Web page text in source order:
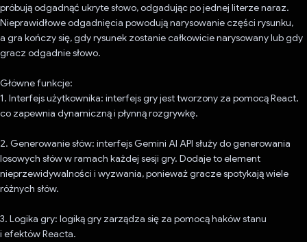
próbują odgadnąć ukryte słowo, odgadując po jednej literze naraz.
Nieprawidłowe odgadnięcia powodują narysowanie części rysunku,
a gra kończy się, gdy rysunek zostanie całkowicie narysowany lub gdy
gracz odgadnie słowo.
Główne funkcje:
1. Interfejs użytkownika: interfejs gry jest tworzony za pomocą React,
co zapewnia dynamiczną i płynną rozgrywkę.
2. Generowanie słów: interfejs Gemini AI API służy do generowania
losowych słów w ramach każdej sesji gry. Dodaje to element
nieprzewidywalności i wyzwania, ponieważ gracze spotykają wiele
różnych słów.
3. Logika gry: logiką gry zarządza się za pomocą haków stanu
i efektów Reacta.